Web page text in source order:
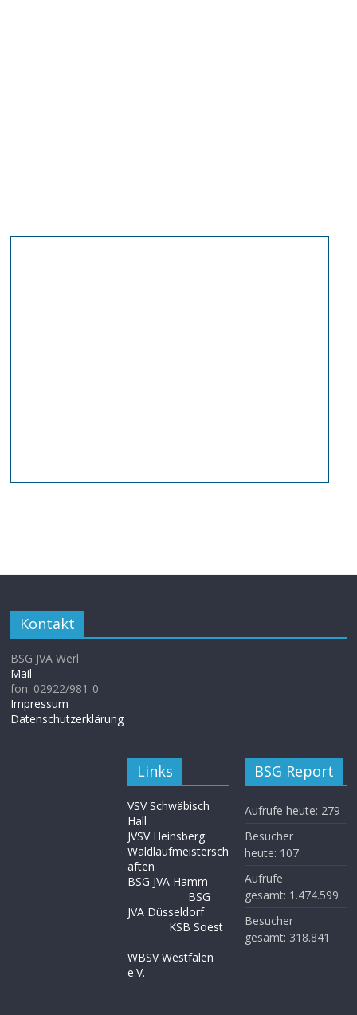
Kontakt
BSG JVA Werl
Mail
fon: 02922/981-0
Impressum
Datenschutzerklärung
Links
VSV Schwäbisch
Hall
JVSV Heinsberg
Waldlaufmeistersch
aften
BSG JVA Hamm
BSG
JVA Düsseldorf
KSB Soest
WBSV Westfalen
e.V.
BSG Report
Aufrufe heute: 279
Besucher
heute: 107
Aufrufe
gesamt: 1.474.599
Besucher
gesamt: 318.841